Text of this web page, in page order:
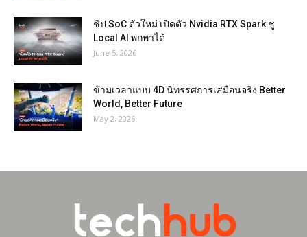
ชิป SoC ตัวใหม่ เปิดตัว Nvidia RTX Spark ชู
Local AI พกพาได้
June 5, 2026
ข้ามเวลาแบบ 4D นิทรรศการเสมือนจริง Better
World, Better Future
May 2, 2026